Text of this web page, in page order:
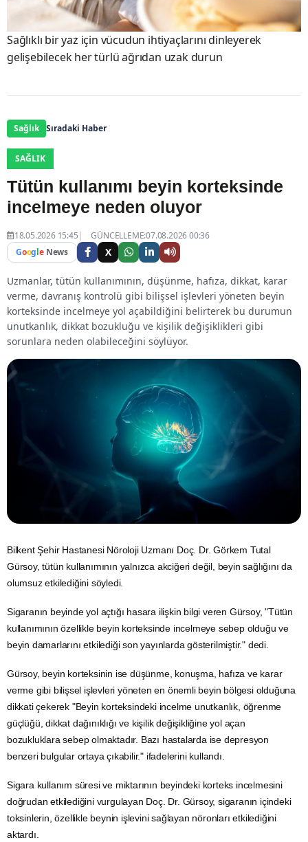
Sağlıklı bir yaz için vücudun ihtiyaçlarını dinleyerek
gelişebilecek her türlü ağrıdan uzak durun
Sağlık Sıradaki Haber
SAĞLIK
Tütün kullanımı beyin korteksinde
incelmeye neden oluyor
18.05.2026 15:45
GÜNCELLEME:07.08.2026 00:36
Google News X
Uzmanlar, tütün kullanımının, düşünme, hafıza, dikkat, karar
verme, davranış kontrolü gibi bilişsel işlevleri yöneten beyin
korteksinde incelmeye yol açabildiğini belirterek bu durumun
unutkanlık, dikkat bozukluğu ve kişilik değişiklikleri gibi
sorunlara neden olabileceğini söylüyor.
Bilkent Şehir Hastanesi NörolojiUzmanı Doç. Dr. Görkem Tutal
Gürsoy,tütün kullanımının yalnızca akciğeri değil, beyin sağlığını da
olumsuz etkilediğini söyledi.
Sigaranın beyinde yol açtığı hasara ilişkin bilgi veren Gürsoy, "Tütün
kullanımının özellikle beyin korteksinde incelmeye sebep olduğu ve
beyin damarlarını etkilediği son yayınlarda gösterilmiştir." dedi.
Gürsoy, beyin korteksinin ise düşünme, konuşma, hafıza ve karar
verme gibi bilişsel işlevleri yöneten en önemli beyin bölgesi olduğuna
dikkati çekerek "Beyin korteksindeki incelme unutkanlık, öğrenme
güçlüğü, dikkat dağınıklığı ve kişilik değişikliğine yol açan
bozukluklara sebep olmaktadır. Bazı hastalarda ise depresyon
benzeri bulgular ortaya çıkabilir." ifadelerini kullandı.
Sigarakullanım süresi ve miktarının beyindeki korteks incelmesini
doğrudan etkilediğini vurgulayan Doç. Dr. Gürsoy, sigaranın içindeki
toksinlerin, özellikle beynin işlevini sağlayan nöronları etkilediğini
aktardı.